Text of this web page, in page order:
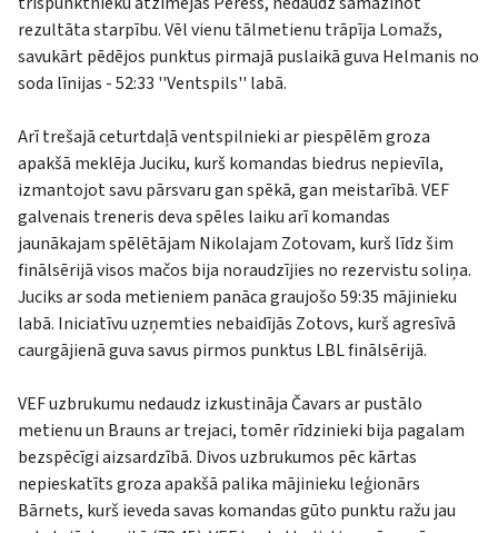
rezultāta starpību. Vēl vienu tālmetienu trāpīja Lomažs,
savukārt pēdējos punktus pirmajā puslaikā guva Helmanis no
soda līnijas - 52:33 ''Ventspils'' labā.
Arī trešajā ceturtdaļā ventspilnieki ar piespēlēm groza
apakšā meklēja Juciku, kurš komandas biedrus nepievīla,
izmantojot savu pārsvaru gan spēkā, gan meistarībā. VEF
galvenais treneris deva spēles laiku arī komandas
jaunākajam spēlētājam Nikolajam Zotovam, kurš līdz šim
finālsērijā visos mačos bija noraudzījies no rezervistu soliņa.
Juciks ar soda metieniem panāca graujošo 59:35 mājinieku
labā. Iniciatīvu uzņemties nebaidījās Zotovs, kurš agresīvā
caurgājienā guva savus pirmos punktus LBL finālsērijā.
VEF uzbrukumu nedaudz izkustināja Čavars ar pustālo
metienu un Brauns ar trejaci, tomēr rīdzinieki bija pagalam
bezspēcīgi aizsardzībā. Divos uzbrukumos pēc kārtas
nepieskatīts groza apakšā palika mājinieku leģionārs
Bārnets, kurš ieveda savas komandas gūto punktu ražu jau